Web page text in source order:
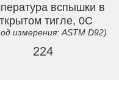
вспышки в
тигле, 0C
измерения: ASTM D92)
224